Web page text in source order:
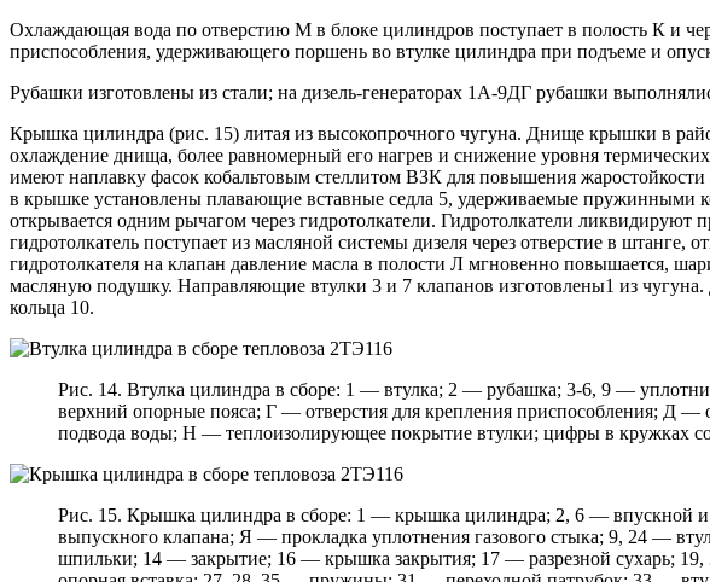
Охлаждающая вода по отверстию М в блоке цилиндров поступает в полость К и
приспособления, удерживающего поршень во втулке цилиндра при подъеме и
Рубашки изготовлены из стали; на дизель-генераторах 1А-9ДГ рубашки
Крышка цилиндра (рис. 15) литая из высокопрочного чугуна. Днище крышки в
охлаждение днища, более равномерный его нагрев и снижение уровня
имеют наплавку фасок кобальтовым стеллитом ВЗК для повышения
в крышке установлены плавающие вставные седла 5, удерживаемые пружинными
открывается одним рычагом через гидротолкатели. Гидротолкатели
гидротолкатель поступает из масляной системы дизеля через отверстие в
гидротолкателя на клапан давление масла в полости Л мгновенно повышается,
масляную подушку. Направляющие втулки 3 и 7 клапанов изготовлены1 из
кольца 10.
Рис. 14. Втулка цилиндра в сборе: 1 — втулка; 2 — рубашка; 3-6, 9 —
верхний опорные пояса; Г — отверстия для крепления приспособления; Д
подвода воды; Н — теплоизолирующее покрытие втулки; цифры в кружках
Рис. 15. Крышка цилиндра в сборе: 1 — крышка цилиндра; 2, 6 —
выпускного клапана; Я — прокладка уплотнения газового стыка; 9, 24 —
шпильки; 14 — закрытие; 16 — крышка закрытия; 17 — разрезной сухарь;